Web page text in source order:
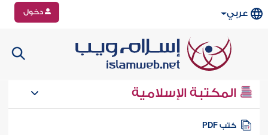
عربي دخول
المكتبة الإسلامية